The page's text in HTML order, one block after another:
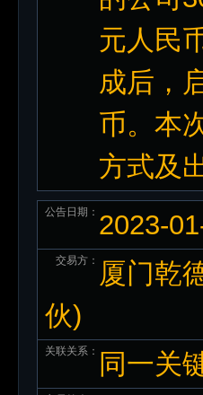
元人民
成后，
币。本
方式及
公告日期： 2023-
交易方： 厦门乾
伙)
关联关系： 同一关